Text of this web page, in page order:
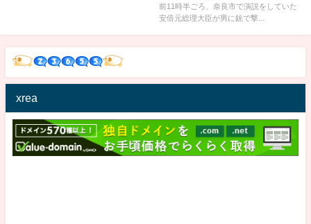
前11時半ごろ、奈良市で演説をしていた
安倍元総理大臣が男に銃で撃...
xrea